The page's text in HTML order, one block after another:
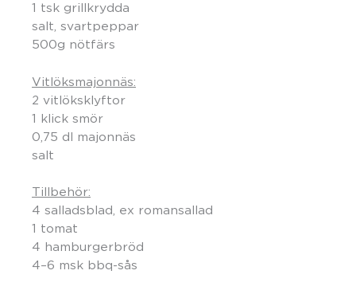
1 tsk grillkrydda
salt, svartpeppar
500g nötfärs
Vitlöksmajonnäs:
2 vitlöksklyftor
1 klick smör
0,75 dl majonnäs
salt
Tillbehör:
4 salladsblad, ex romansallad
1 tomat
4 hamburgerbröd
4–6 msk bbq-sås